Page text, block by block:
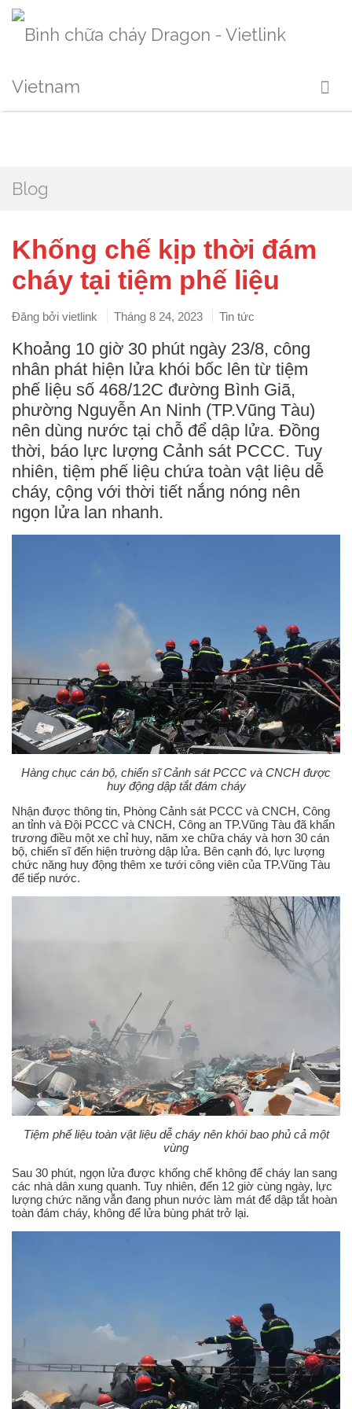
Blog
Khống chế kịp thời đám
cháy tại tiệm phế liệu
Đăng bởi vietlink Tháng 8 24, 2023 Tin tức
Khoảng 10 giờ 30 phút ngày 23/8, công
nhân phát hiện lửa khói bốc lên từ tiệm
phế liệu số 468/12C đường Bình Giã,
phường Nguyễn An Ninh (TP.Vũng Tàu)
nên dùng nước tại chỗ để dập lửa. Đồng
thời, báo lực lượng Cảnh sát PCCC. Tuy
nhiên, tiệm phế liệu chứa toàn vật liệu dễ
cháy, cộng với thời tiết nắng nóng nên
ngọn lửa lan nhanh.
Hàng chục cán bộ, chiến sĩ Cảnh sát PCCC và CNCH được
huy động dập tắt đám cháy
Nhận được thông tin, Phòng Cảnh sát PCCC và CNCH, Công
an tỉnh và Đội PCCC và CNCH, Công an TP.Vũng Tàu đã khẩn
trương điều một xe chỉ huy, năm xe chữa cháy và hơn 30 cán
bộ, chiến sĩ đến hiện trường dập lửa. Bên cạnh đó, lực lượng
chức năng huy động thêm xe tưới công viên của TP.Vũng Tàu
để tiếp nước.
Tiệm phế liệu toàn vật liệu dễ cháy nên khói bao phủ cả một
vùng
Sau 30 phút, ngọn lửa được khống chế không để cháy lan sang
các nhà dân xung quanh. Tuy nhiên, đến 12 giờ cùng ngày, lực
lượng chức năng vẫn đang phun nước làm mát để dập tắt hoàn
toàn đám cháy, không để lửa bùng phát trở lại.